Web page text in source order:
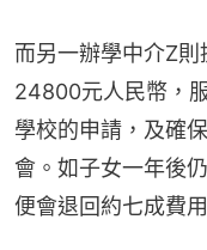
而另一辦學中介Z
24800元人民幣，
學校的申請，及確
會。如子女一年後
便會退回約七成費